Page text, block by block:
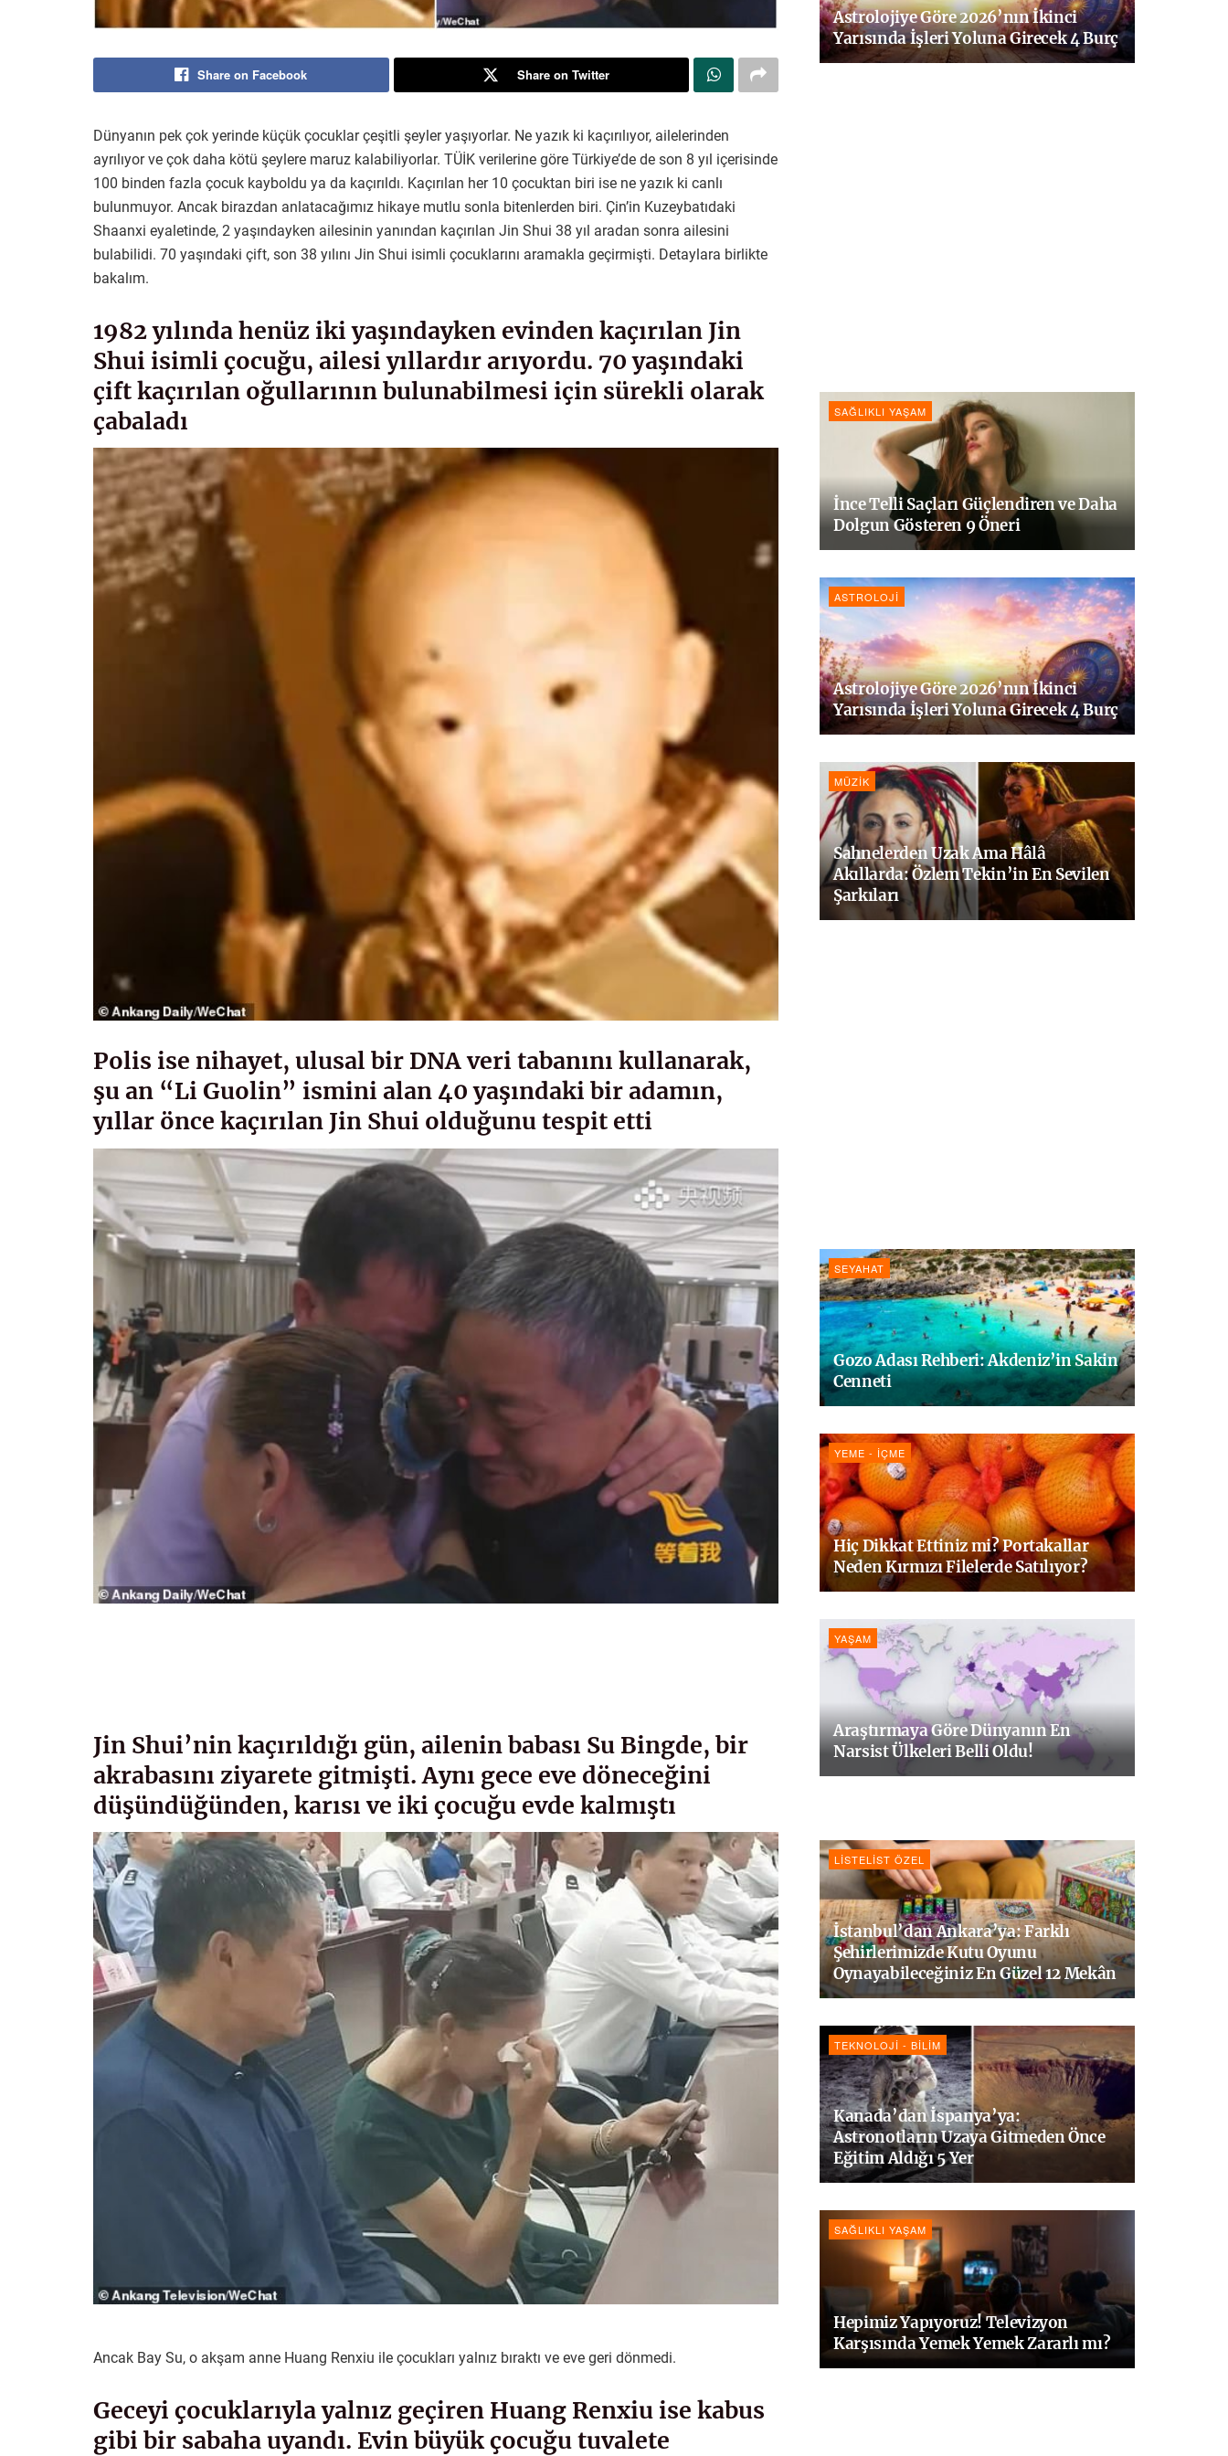
Share on Facebook Share on Twitter
Dünyanın pek çok yerinde küçük çocuklar çeşitli şeyler yaşıyorlar. Ne yazık ki kaçırılıyor, ailelerinden
ayrılıyor ve çok daha kötü şeylere maruz kalabiliyorlar. TÜİK verilerine göre Türkiye’de de son 8 yıl içerisinde
100 binden fazla çocuk kayboldu ya da kaçırıldı. Kaçırılan her 10 çocuktan biri ise ne yazık ki canlı
bulunmuyor. Ancak birazdan anlatacağımız hikaye mutlu sonla bitenlerden biri. Çin’in Kuzeybatıdaki
Shaanxi eyaletinde, 2 yaşındayken ailesinin yanından kaçırılan Jin Shui 38 yıl aradan sonra ailesini
bulabilidi. 70 yaşındaki çift, son 38 yılını Jin Shui isimli çocuklarını aramakla geçirmişti. Detaylara birlikte
bakalım.
1982 yılında henüz iki yaşındayken evinden kaçırılan Jin
Shui isimli çocuğu, ailesi yıllardır arıyordu. 70 yaşındaki
çift kaçırılan oğullarının bulunabilmesi için sürekli olarak
çabaladı
Polis ise nihayet, ulusal bir DNA veri tabanını kullanarak,
şu an “Li Guolin” ismini alan 40 yaşındaki bir adamın,
yıllar önce kaçırılan Jin Shui olduğunu tespit etti
Jin Shui’nin kaçırıldığı gün, ailenin babası Su Bingde, bir
akrabasını ziyarete gitmişti. Aynı gece eve döneceğini
düşündüğünden, karısı ve iki çocuğu evde kalmıştı
Ancak Bay Su, o akşam anne Huang Renxiu ile çocukları yalnız bıraktı ve eve geri dönmedi.
Geceyi çocuklarıyla yalnız geçiren Huang Renxiu ise kabus
gibi bir sabaha uyandı. Evin büyük çocuğu tuvalete
Astrolojiye Göre 2026’nın İkinci
Yarısında İşleri Yoluna Girecek 4 Burç
SAĞLIKLI YAŞAM
İnce Telli Saçları Güçlendiren ve Daha
Dolgun Gösteren 9 Öneri
ASTROLOJI
Astrolojiye Göre 2026’nın İkinci
Yarısında İşleri Yoluna Girecek 4 Burç
MÜZIK
Sahnelerden Uzak Ama Hâlâ
Akıllarda: Özlem Tekin’in En Sevilen
Şarkıları
SEYAHAT
Gozo Adası Rehberi: Akdeniz’in Sakin
Cenneti
YEME - İÇME
Hiç Dikkat Ettiniz mi? Portakallar
Neden Kırmızı Filelerde Satılıyor?
YAŞAM
Araştırmaya Göre Dünyanın En
Narsist Ülkeleri Belli Oldu!
LISTELIST ÖZEL
İstanbul’dan Ankara’ya: Farklı
Şehirlerimizde Kutu Oyunu
Oynayabileceğiniz En Güzel 12 Mekân
TEKNOLOJI - BILIM
Kanada’dan İspanya’ya:
Astronotların Uzaya Gitmeden Önce
Eğitim Aldığı 5 Yer
SAĞLIKLI YAŞAM
Hepimiz Yapıyoruz! Televizyon
Karşısında Yemek Yemek Zararlı mı?